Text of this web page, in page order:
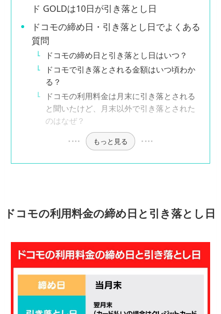
ド GOLDは10日が引き落とし日
ドコモの締め日・引き落とし日でよくある
質問
ドコモの締め日と引き落とし日はいつ？
ドコモで引き落とされる金額はいつ頃わか
る？
ドコモの利用料金は月末に引き落とされる
と聞いたけど、月末以外で引き落とされた
のはなぜ？
もっと見る
ドコモの利用料金の締め日と引き落とし日